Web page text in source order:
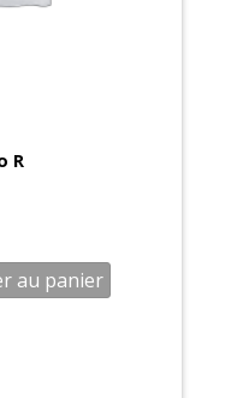
R
au panier